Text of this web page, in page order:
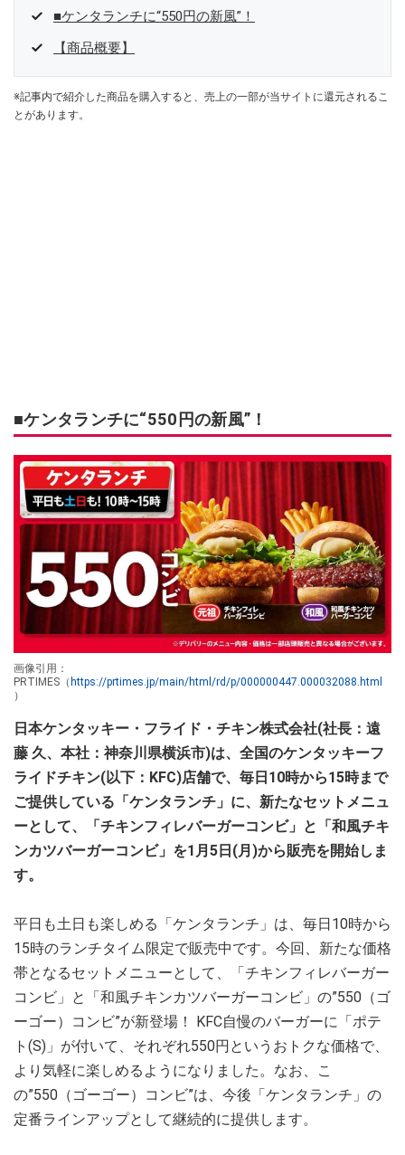
■ケンタランチに“550円の新風”！
【商品概要】
※記事内で紹介した商品を購入すると、売上の一部が当サイトに還元されるこ
とがあります。
■ケンタランチに“550円の新風”！
画像引用：
PRTIMES（ https://prtimes.jp/main/html/rd/p/000000447.000032088.html
）
日本ケンタッキー・フライド・チキン株式会社(社長：遠
藤 久、本社：神奈川県横浜市)は、全国のケンタッキーフ
ライドチキン(以下：KFC)店舗で、毎日10時から15時まで
ご提供している「ケンタランチ」に、新たなセットメニュ
ーとして、「チキンフィレバーガーコンビ」と「和風チキ
ンカツバーガーコンビ」を1月5日(月)から販売を開始しま
す。
平日も土日も楽しめる「ケンタランチ」は、毎日10時から
15時のランチタイム限定で販売中です。今回、新たな価格
帯となるセットメニューとして、「チキンフィレバーガー
コンビ」と「和風チキンカツバーガーコンビ」の”550（ゴ
ーゴー）コンビ”が新登場！ KFC自慢のバーガーに「ポテ
ト(S)」が付いて、それぞれ550円というおトクな価格で、
より気軽に楽しめるようになりました。なお、こ
の”550（ゴーゴー）コンビ”は、今後「ケンタランチ」の
定番ラインアップとして継続的に提供します。